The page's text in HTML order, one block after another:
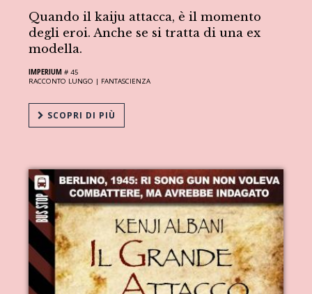
Quando il kaiju attacca, è il momento
degli eroi. Anche se si tratta di una ex
modella.
IMPERIUM # 45
RACCONTO LUNGO | FANTASCIENZA
SCOPRI DI PIÙ